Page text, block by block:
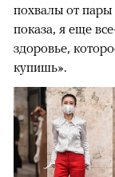
похвалы от
показа, я еще
здоровье,
купишь».